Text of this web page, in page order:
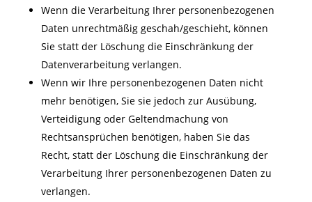
Wenn die Verarbeitung Ihrer personenbezogenen
Daten unrechtmäßig geschah/geschieht, können
Sie statt der Löschung die Einschränkung der
Datenverarbeitung verlangen.
Wenn wir Ihre personenbezogenen Daten nicht
mehr benötigen, Sie sie jedoch zur Ausübung,
Verteidigung oder Geltendmachung von
Rechtsansprüchen benötigen, haben Sie das
Recht, statt der Löschung die Einschränkung der
Verarbeitung Ihrer personenbezogenen Daten zu
verlangen.